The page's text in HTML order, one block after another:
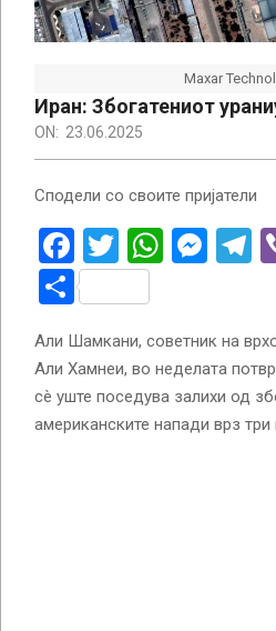
Maxar
Иран: Збогатениот
ON: 23.06.2025
Сподели со своите пријатели
Facebook
Twitter
Share
Али Шамкани, советник на
Али Хамнеи, во неделата
сè уште поседува залихи од
американските напади врз три